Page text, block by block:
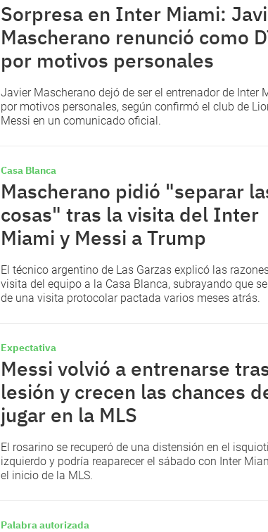
Sorpresa en Inter Miami:
Mascherano renunció como
por motivos personales
Javier Mascherano dejó de ser el entrenador de Inter
por motivos personales, según confirmó el club de
Messi en un comunicado oficial.
Casa Blanca
Mascherano pidió "separar
cosas" tras la visita del Inter
Miami y Messi a Trump
El técnico argentino de Las Garzas explicó las
visita del equipo a la Casa Blanca, subrayando que
de una visita protocolar pactada varios meses atrás.
Expectativa
Messi volvió a entrenarse
lesión y crecen las chances
jugar en la MLS
El rosarino se recuperó de una distensión en el
izquierdo y podría reaparecer el sábado con Inter
el inicio de la MLS.
Palabra autorizada